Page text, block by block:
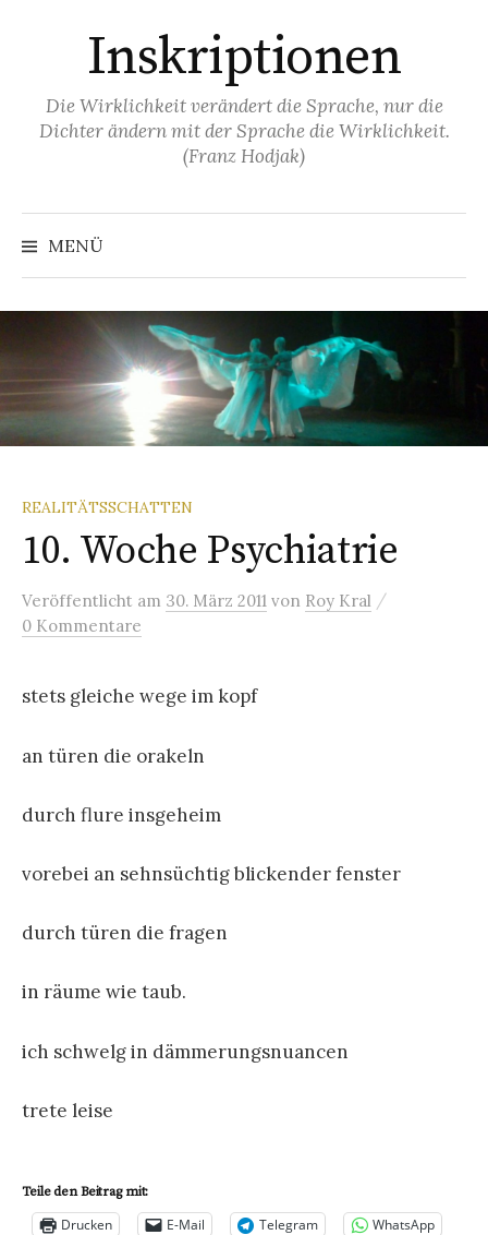
Inskriptionen
Die Wirklichkeit verändert die Sprache, nur die
Dichter ändern mit der Sprache die Wirklichkeit.
(Franz Hodjak)
MENÜ
REALITÄTSSCHATTEN
10. Woche Psychiatrie
Veröffentlicht am 30. März 2011 von Roy Kral /
0 Kommentare
stets gleiche wege im kopf
an türen die orakeln
durch flure insgeheim
vorebei an sehnsüchtig blickender fenster
durch türen die fragen
in räume wie taub.
ich schwelg in dämmerungsnuancen
trete leise
Teile den Beitrag mit:
Drucken E-Mail Telegram WhatsApp